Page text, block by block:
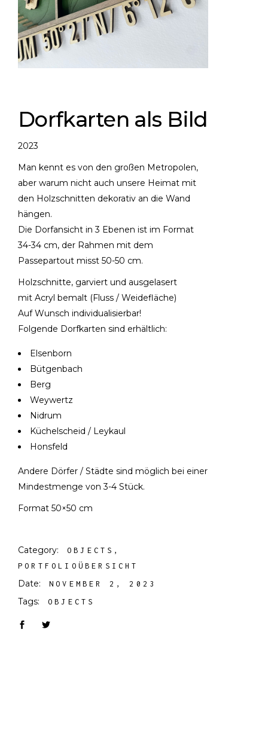
Dorfkarten als Bild
2023
Man kennt es von den großen Metropolen,
aber warum nicht auch unsere Heimat mit
den Holzschnitten dekorativ an die Wand
hängen.
Die Dorfansicht in 3 Ebenen ist im Format
34-34 cm, der Rahmen mit dem
Passepartout misst 50-50 cm.
Holzschnitte, garviert und ausgelasert
mit Acryl bemalt (Fluss / Weidefläche)
Auf Wunsch individualisierbar!
Folgende Dorfkarten sind erhältlich:
Elsenborn
Bütgenbach
Berg
Weywertz
Nidrum
Küchelscheid / Leykaul
Honsfeld
Andere Dörfer / Städte sind möglich bei einer
Mindestmenge von 3-4 Stück.
Format 50×50 cm
Category:
OBJECTS
PORTFOLIOÜBERSICHT
Date: NOVEMBER 2, 2023
Tags: OBJECTS